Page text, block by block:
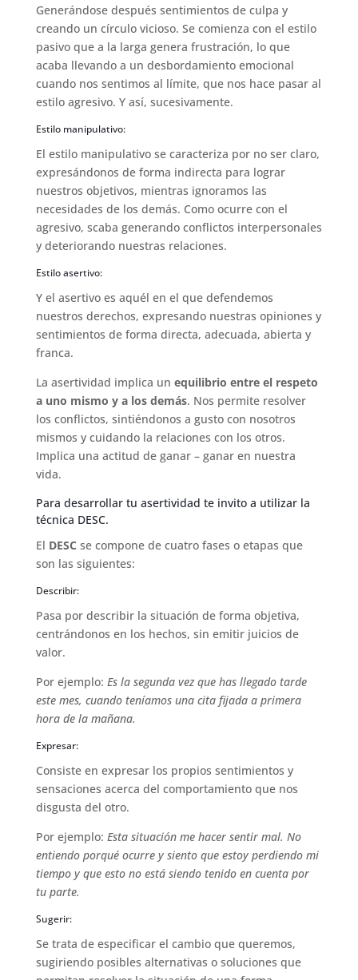
Generándose después sentimientos de culpa y
creando un círculo vicioso. Se comienza con el estilo
pasivo que a la larga genera frustración, lo que
acaba llevando a un desbordamiento emocional
cuando nos sentimos al límite, que nos hace pasar al
estilo agresivo. Y así, sucesivamente.
Estilo manipulativo:
El estilo manipulativo se caracteriza por no ser claro,
expresándonos de forma indirecta para lograr
nuestros objetivos, mientras ignoramos las
necesidades de los demás. Como ocurre con el
agresivo, scaba generando conflictos interpersonales
y deteriorando nuestras relaciones.
Estilo asertivo:
Y el asertivo es aquél en el que defendemos
nuestros derechos, expresando nuestras opiniones y
sentimientos de forma directa, adecuada, abierta y
franca.
La asertividad implica un equilibrio entre el respeto
a uno mismo y a los demás. Nos permite resolver
los conflictos, sintiéndonos a gusto con nosotros
mismos y cuidando la relaciones con los otros.
Implica una actitud de ganar – ganar en nuestra
vida.
Para desarrollar tu asertividad te invito a utilizar la
técnica DESC.
El DESC se compone de cuatro fases o etapas que
son las siguientes:
Describir:
Pasa por describir la situación de forma objetiva,
centrándonos en los hechos, sin emitir juicios de
valor.
Por ejemplo: Es la segunda vez que has llegado tarde
este mes, cuando teníamos una cita fijada a primera
hora de la mañana.
Expresar:
Consiste en expresar los propios sentimientos y
sensaciones acerca del comportamiento que nos
disgusta del otro.
Por ejemplo: Esta situación me hacer sentir mal. No
entiendo porqué ocurre y siento que estoy perdiendo mi
tiempo y que esto no está siendo tenido en cuenta por
tu parte.
Sugerir:
Se trata de especificar el cambio que queremos,
sugiriendo posibles alternativas o soluciones que